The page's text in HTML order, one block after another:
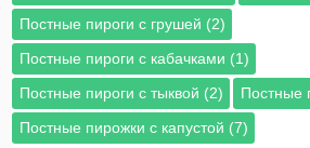
Постные пироги с грушей (2)
Постные пироги с кабачками (1)
Постные пироги с тыквой (2)
Постные
Постные пирожки с капустой (7)